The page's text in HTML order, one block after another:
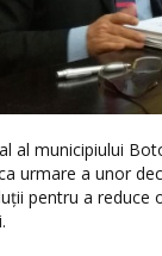
al municipiului
urmare a unor
pentru a reduce